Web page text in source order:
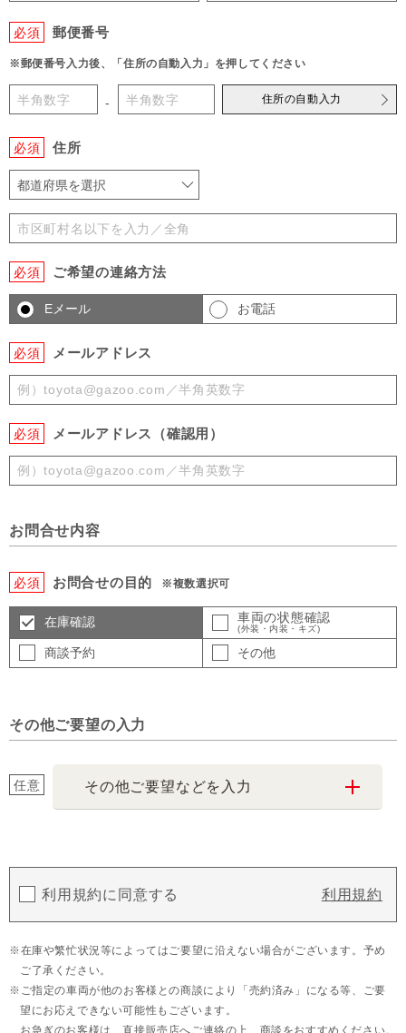
必須 郵便番号
※郵便番号入力後、「住所の自動入力」を押してください
- 住所の自動入力
必須 住所
都道府県を選択
必須 ご希望の連絡方法
Eメール お電話
必須 メールアドレス
必須 メールアドレス（確認用）
お問合せ内容
必須 お問合せの目的 ※複数選択可
在庫確認 車両の状態確認
(外装・内装・キズ)
商談予約 その他
その他ご要望の入力
任意 その他ご要望などを入力
利用規約に同意する 利用規約
在庫や繁忙状況等によってはご要望に沿えない場合がございます。予め
ご了承ください。
ご指定の車両が他のお客様との商談により「売約済み」になる等、ご要
望にお応えできない可能性もございます。
お急ぎのお客様は、直接販売店へご連絡の上、商談をおすすめください。